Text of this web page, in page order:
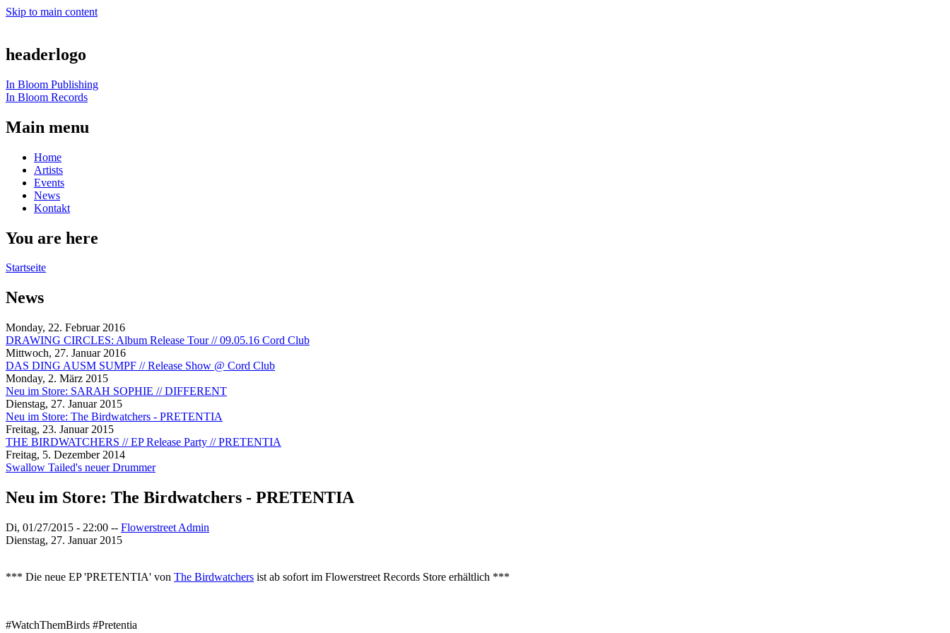
Skip to main content
headerlogo
In Bloom Publishing
In Bloom Records
Main menu
Home
Artists
Events
News
Kontakt
You are here
Startseite
News
Monday, 22. Februar 2016
DRAWING CIRCLES: Album Release Tour // 09.05.16 Cord Club
Mittwoch, 27. Januar 2016
DAS DING AUSM SUMPF // Release Show @ Cord Club
Monday, 2. März 2015
Neu im Store: SARAH SOPHIE // DIFFERENT
Dienstag, 27. Januar 2015
Neu im Store: The Birdwatchers - PRETENTIA
Freitag, 23. Januar 2015
THE BIRDWATCHERS // EP Release Party // PRETENTIA
Freitag, 5. Dezember 2014
Swallow Tailed's neuer Drummer
Neu im Store: The Birdwatchers - PRETENTIA
Di, 01/27/2015 - 22:00 -- Flowerstreet Admin
Dienstag, 27. Januar 2015
*** Die neue EP 'PRETENTIA' von The Birdwatchers ist ab sofort im Flowerstreet Records Store erhältlich ***
#WatchThemBirds #Pretentia